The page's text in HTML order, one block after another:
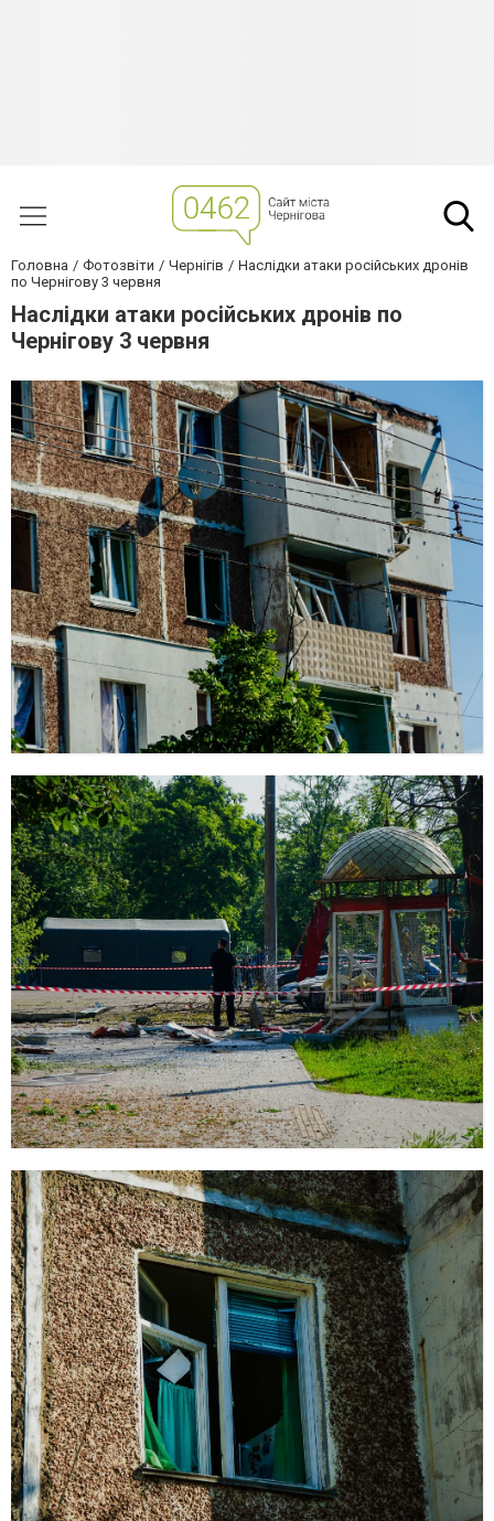
Головна Фотозвіти Чернігів
Наслідки атаки російських дронів
по Чернігову 3 червня
Наслідки атаки російських дронів по
Чернігову 3 червня